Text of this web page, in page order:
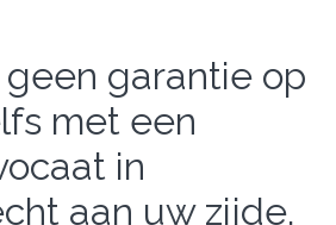
garantie op
met een
in
aan uw zijde.